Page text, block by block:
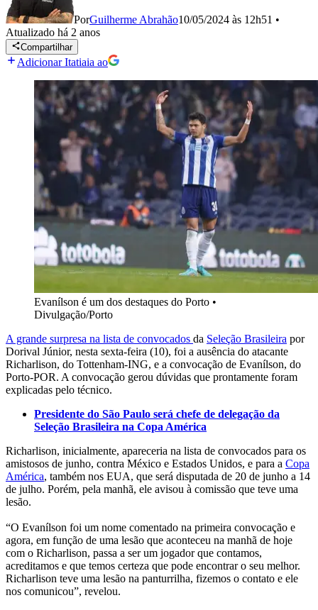
PorGuilherme Abrahão10/05/2024 às 12h51 •
Atualizado há 2 anos
Compartilhar
Adicionar Itatiaia ao
Evanílson é um dos destaques do Porto •
Divulgação/Porto
A grande surpresa na lista de convocados da Seleção Brasileira por
Dorival Júnior, nesta sexta-feira (10), foi a ausência do atacante
Richarlison, do Tottenham-ING, e a convocação de Evanílson, do
Porto-POR. A convocação gerou dúvidas que prontamente foram
explicadas pelo técnico.
Presidente do São Paulo será chefe de delegação da
Seleção Brasileira na Copa América
Richarlison, inicialmente, apareceria na lista de convocados para os
amistosos de junho, contra México e Estados Unidos, e para a Copa
América, também nos EUA, que será disputada de 20 de junho a 14
de julho. Porém, pela manhã, ele avisou à comissão que teve uma
lesão.
“O Evanílson foi um nome comentado na primeira convocação e
agora, em função de uma lesão que aconteceu na manhã de hoje
com o Richarlison, passa a ser um jogador que contamos,
acreditamos e que temos certeza que pode encontrar o seu melhor.
Richarlison teve uma lesão na panturrilha, fizemos o contato e ele
nos comunicou”, revelou.